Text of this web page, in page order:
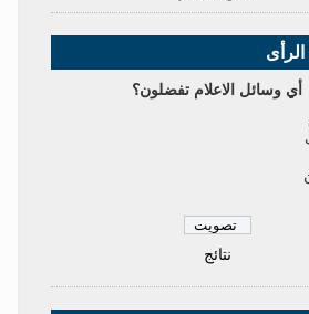
أي وسائل الاعلام تفضلون؟
نتائج